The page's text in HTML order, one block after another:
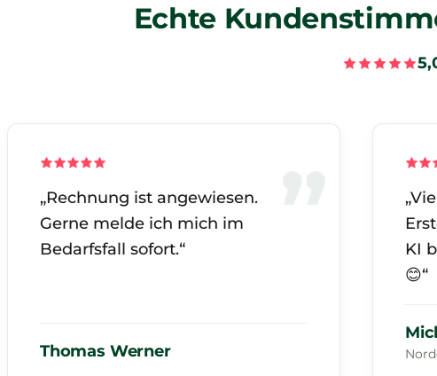
Echte
„Rechnung ist angewiesen.
Gerne melde ich mich im
Bedarfsfall sofort.“
Thomas Werner
KI
😊“